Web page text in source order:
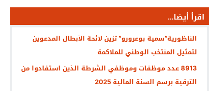
اقرأ أيضا...
الناظورية”سمية بوعرورو” تزين لائحة الأبطال المدعوين
لتمثيل المنتخب الوطني للملاكمة
8913 عدد موظفات وموظفي الشرطة الذين استفادوا من
الترقية برسم السنة المالية 2025